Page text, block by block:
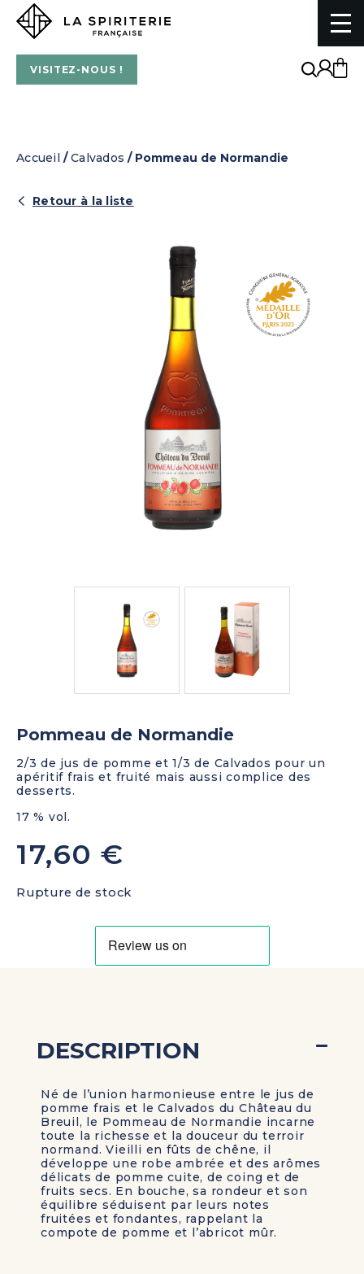
VISITEZ-NOUS !
La Spiriterie Française
Accueil /Calvados / Pommeau de Normandie
Retour à la liste
Pommeau de Normandie
2/3 de jus de pomme et 1/3 de Calvados pour un
apéritif frais et fruité mais aussi complice des
desserts.
17 % vol.
17,60 €
Rupture de stock
DESCRIPTION
Né de l’union harmonieuse entre le jus de
pomme frais et le Calvados du Château du
Breuil, le Pommeau de Normandie incarne
toute la richesse et la douceur du terroir
normand. Vieilli en fûts de chêne, il
développe une robe ambrée et des arômes
délicats de pomme cuite, de coing et de
fruits secs. En bouche, sa rondeur et son
équilibre séduisent par leurs notes
fruitées et fondantes, rappelant la
compote de pomme et l’abricot mûr.